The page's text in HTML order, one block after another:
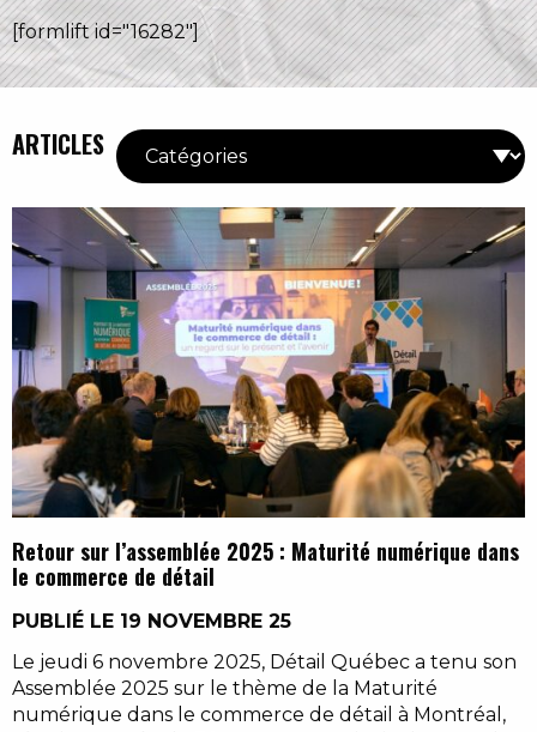
[formlift id="16282"]
ARTICLES
Retour sur l’assemblée 2025 : Maturité numérique dans
le commerce de détail
PUBLIÉ LE 19 NOVEMBRE 25
Le jeudi 6 novembre 2025, Détail Québec a tenu son
Assemblée 2025 sur le thème de la Maturité
numérique dans le commerce de détail à Montréal,